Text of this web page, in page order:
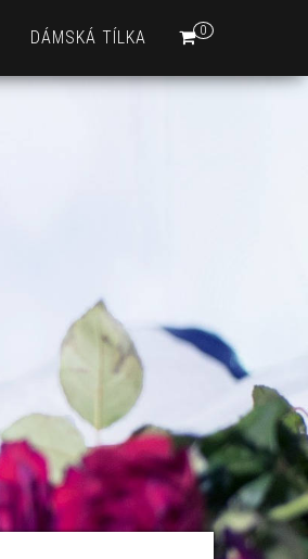
0
DÁMSKÁ TÍLKA